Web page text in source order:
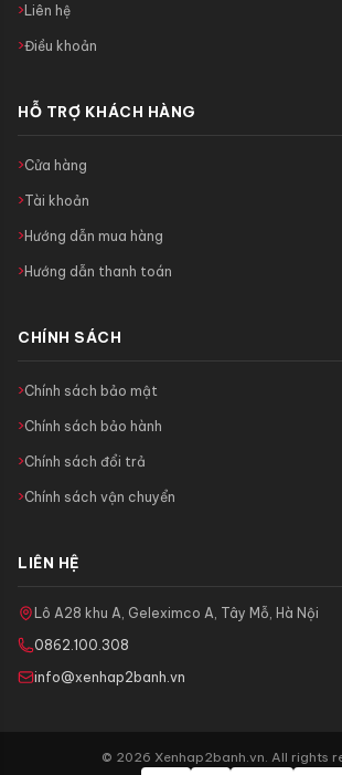
Liên hệ
Điều khoản
HỖ TRỢ KHÁCH HÀNG
Cửa hàng
Tài khoản
Hướng dẫn mua hàng
Hướng dẫn thanh toán
CHÍNH SÁCH
Chính sách bảo mật
Chính sách bảo hành
Chính sách đổi trả
Chính sách vận chuyển
LIÊN HỆ
Lô A28 khu A, Geleximco A, Tây Mỗ, Hà Nội
0862.100.308
info@xenhap2banh.vn
© 2026 Xenhap2banh.vn. All rights